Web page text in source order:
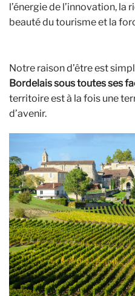
l’énergie de l’innovation, la
beauté du tourisme et la
Notre raison d’être est
Bordelais sous toutes ses
territoire est à la fois une
d’avenir.